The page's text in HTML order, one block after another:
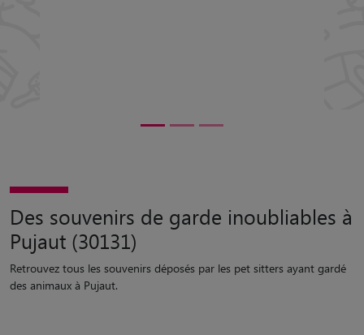
Des souvenirs de garde inoubliables à
Pujaut (30131)
Retrouvez tous les souvenirs déposés par les pet sitters ayant gardé
des animaux à Pujaut.